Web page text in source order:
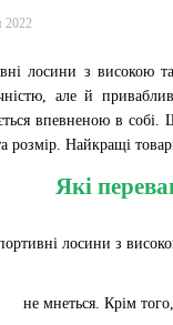
2022
лосини з високою
але й
впевненою в собі.
розмір. Найкращі
Які
не мнеться. Крім